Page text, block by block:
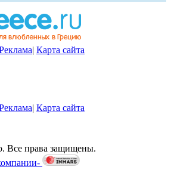
| Карта сайта
| Карта сайта
Все права защищены.